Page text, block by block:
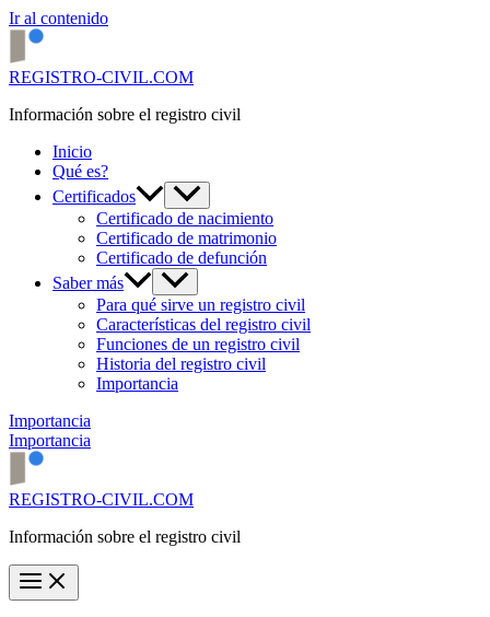
Ir al contenido
REGISTRO-CIVIL.COM
Información sobre el registro civil
Inicio
Qué es?
Certificados
Certificado de nacimiento
Certificado de matrimonio
Certificado de defunción
Saber más
Para qué sirve un registro civil
Características del registro civil
Funciones de un registro civil
Historia del registro civil
Importancia
Importancia
Importancia
REGISTRO-CIVIL.COM
Información sobre el registro civil